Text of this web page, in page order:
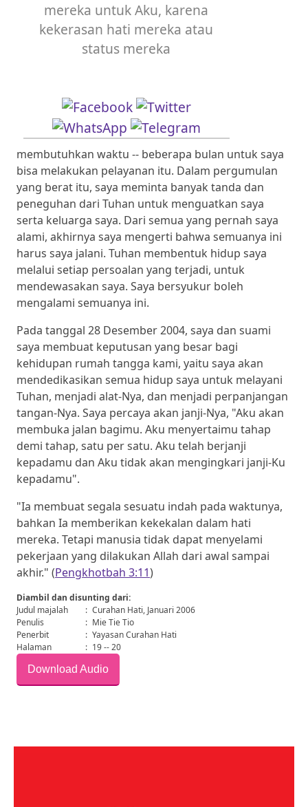
mereka untuk Aku, karena
kekerasan hati mereka atau
status mereka
membutuhkan waktu -- beberapa bulan untuk saya
bisa melakukan pelayanan itu. Dalam pergumulan
yang berat itu, saya meminta banyak tanda dan
peneguhan dari Tuhan untuk menguatkan saya
serta keluarga saya. Dari semua yang pernah saya
alami, akhirnya saya mengerti bahwa semuanya ini
harus saya jalani. Tuhan membentuk hidup saya
melalui setiap persoalan yang terjadi, untuk
mendewasakan saya. Saya bersyukur boleh
mengalami semuanya ini.
Pada tanggal 28 Desember 2004, saya dan suami
saya membuat keputusan yang besar bagi
kehidupan rumah tangga kami, yaitu saya akan
mendedikasikan semua hidup saya untuk melayani
Tuhan, menjadi alat-Nya, dan menjadi perpanjangan
tangan-Nya. Saya percaya akan janji-Nya, "Aku akan
membuka jalan bagimu. Aku menyertaimu tahap
demi tahap, satu per satu. Aku telah berjanji
kepadamu dan Aku tidak akan mengingkari janji-Ku
kepadamu".
"Ia membuat segala sesuatu indah pada waktunya,
bahkan Ia memberikan kekekalan dalam hati
mereka. Tetapi manusia tidak dapat menyelami
pekerjaan yang dilakukan Allah dari awal sampai
akhir." (Pengkhotbah 3:11)
Diambil dan disunting dari:
Judul majalah
: Curahan Hati, Januari 2006
Penulis
: Mie Tie Tio
Penerbit
: Yayasan Curahan Hati
Halaman
: 19 -- 20
Download Audio